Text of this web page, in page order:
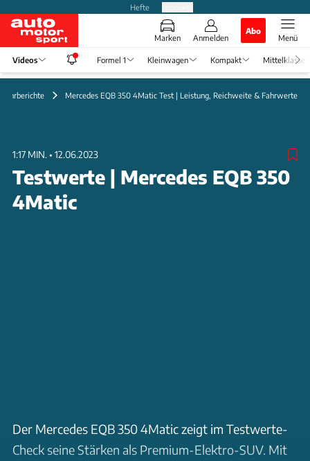
Hefte
Marken Anmelden
Abo
Menü
Videos Formel 1 Kleinwagen Kompakt Mittelklasse
Mercedes EQB 350 4Matic Test | Leistung, Reichweite & Fahrwerte
1:17 MIN. • 12.06.2023
Testwerte | Mercedes EQB 350
4Matic
Der Mercedes EQB 350 4Matic zeigt im Testwerte-
Check seine Stärken als Premium-Elektro-SUV. Mit